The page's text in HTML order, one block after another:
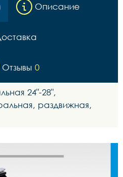
Описание
Отзывы 0
24"-28",
раздвижная,